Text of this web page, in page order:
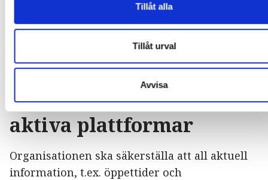
Tillåt alla
Tillåt urval
Avvisa
och bokning från Visit Sweden
•Content på sociala medier – Inspiration och
1.5 Kommunicera aktuell
information på samtliga
aktiva plattformar
Organisationen ska säkerställa att all aktuell
information, t.ex. öppettider och